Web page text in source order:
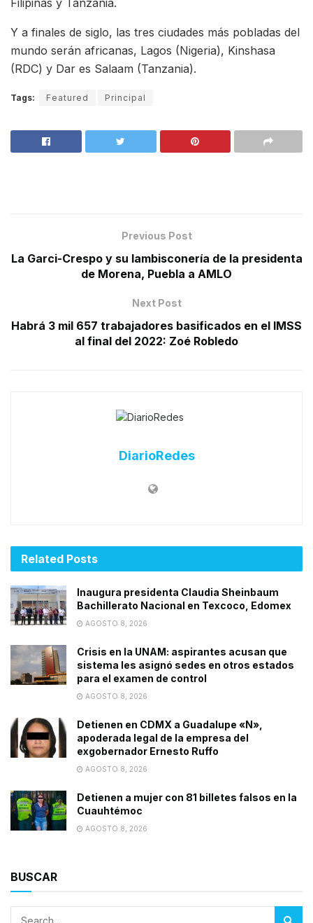
Y a finales de siglo, las tres ciudades más pobladas del
mundo serán africanas, Lagos (Nigeria), Kinshasa
(RDC) y Dar es Salaam (Tanzania).
Tags: Featured Principal
Previous Post
La Garci-Crespo y su lambisconería de la presidenta
de Morena, Puebla a AMLO
Next Post
Habrá 3 mil 657 trabajadores basificados en el IMSS
al final del 2022: Zoé Robledo
DiarioRedes
Related Posts
Inaugura presidenta Claudia Sheinbaum
Bachillerato Nacional en Texcoco, Edomex
AGOSTO 8, 2026
Crisis en la UNAM: aspirantes acusan que
sistema les asignó sedes en otros estados
para el examen de control
AGOSTO 8, 2026
Detienen en CDMX a Guadalupe «N»,
apoderada legal de la empresa del
exgobernador Ernesto Ruffo
AGOSTO 8, 2026
Detienen a mujer con 81 billetes falsos en la
Cuauhtémoc
AGOSTO 8, 2026
BUSCAR